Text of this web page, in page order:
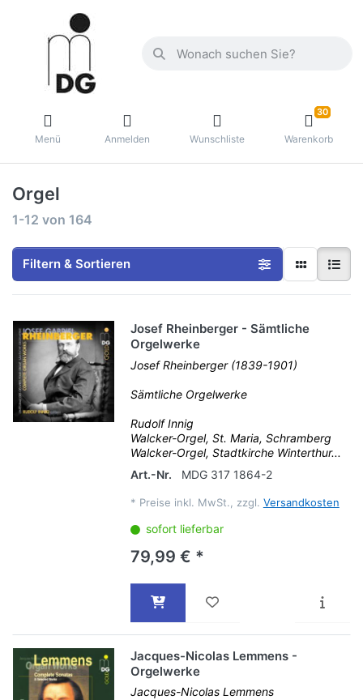
Menü Anmelden Wunschliste
30
Warenkorb
Orgel
1-12 von 164
Filtern & Sortieren
Josef Rheinberger - Sämtliche
Orgelwerke
Josef Rheinberger (1839-1901)
Sämtliche Orgelwerke
Rudolf Innig
Walcker-Orgel, St. Maria, Schramberg
Walcker-Orgel, Stadtkirche Winterthur...
Art.-Nr.
MDG 317 1864-2
* Preise inkl. MwSt., zzgl. Versandkosten
sofort lieferbar
79,99 € *
Jacques-Nicolas Lemmens -
Orgelwerke
Jacques-Nicolas Lemmens